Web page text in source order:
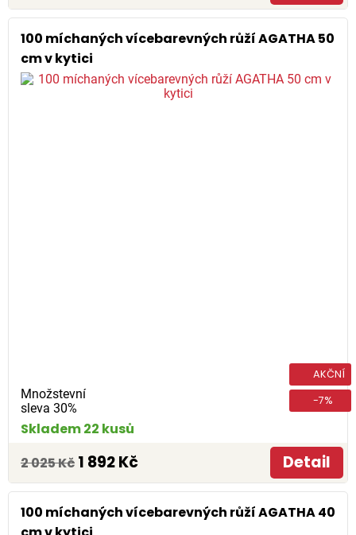
100 míchaných vícebarevných růží AGATHA 50
cm v kytici
Množstevní
sleva 30%
AKČNÍ
-7%
Skladem 22 kusů
2 025 Kč 1 892 Kč Detail
100 míchaných vícebarevných růží AGATHA 40